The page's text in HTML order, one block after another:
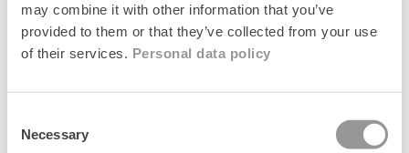
may combine it with other information that you’ve
provided to them or that they’ve collected from your use
of their services. Personal data policy
Selection
Necessary
Regular
1.499 kr
Regular
1.499 kr
News